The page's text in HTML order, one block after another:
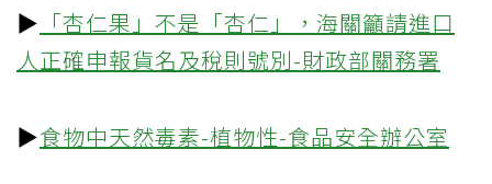
▶ 「杏仁果」不是「杏仁」，海關籲請進口
人正確申報貨名及稅則號別-財政部關務署
▶食物中天然毒素-植物性-食品安全辦公室